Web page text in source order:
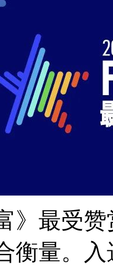
富》最
量。入